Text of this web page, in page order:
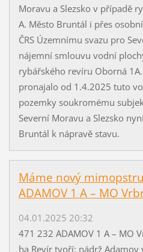
Moravu a Slezsko v případě
A. Město Bruntál i přes
ČRS Územnímu svazu pro
nájemní smlouvu vodní
rybářského revíru Oborná
pronajalo od 1.4.2025 tuto
pozemky soukromému
Severní Moravu a Slezsko
Bruntál k nápravě stavu.
Máme nový
ADAMOV 1 A – MO
04.01.2025 20:32
471 232 ADAMOV 1 A – MO
ha Revír tvoří: nádrž Adamov